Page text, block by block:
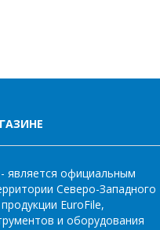
является официальным
Северо-Западного
EuroFile,
и оборудования